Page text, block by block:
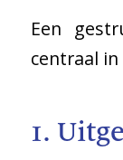
Een
centraal
1.